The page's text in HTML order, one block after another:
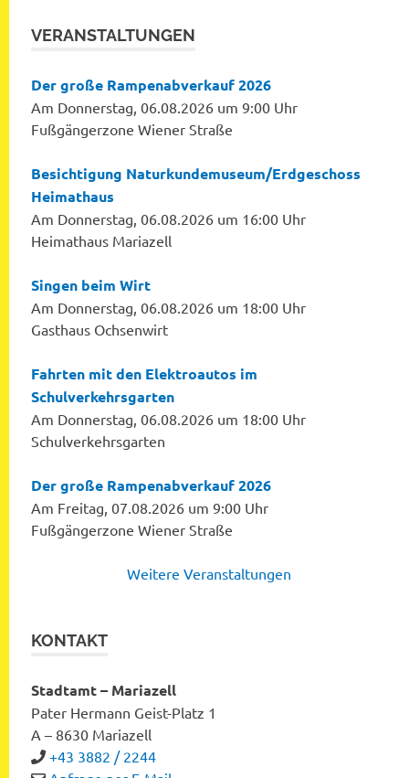
VERANSTALTUNGEN
Der große Rampenabverkauf 2026
Am Donnerstag, 06.08.2026 um 9:00 Uhr
Fußgängerzone Wiener Straße
Besichtigung Naturkundemuseum/Erdgeschoss
Heimathaus
Am Donnerstag, 06.08.2026 um 16:00 Uhr
Heimathaus Mariazell
Singen beim Wirt
Am Donnerstag, 06.08.2026 um 18:00 Uhr
Gasthaus Ochsenwirt
Fahrten mit den Elektroautos im
Schulverkehrsgarten
Am Donnerstag, 06.08.2026 um 18:00 Uhr
Schulverkehrsgarten
Der große Rampenabverkauf 2026
Am Freitag, 07.08.2026 um 9:00 Uhr
Fußgängerzone Wiener Straße
Weitere Veranstaltungen
KONTAKT
Stadtamt – Mariazell
Pater Hermann Geist-Platz 1
A – 8630 Mariazell
+43 3882 / 2244